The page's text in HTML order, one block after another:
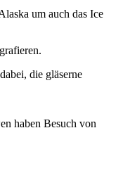
um auch das Ice
die gläserne
haben Besuch von